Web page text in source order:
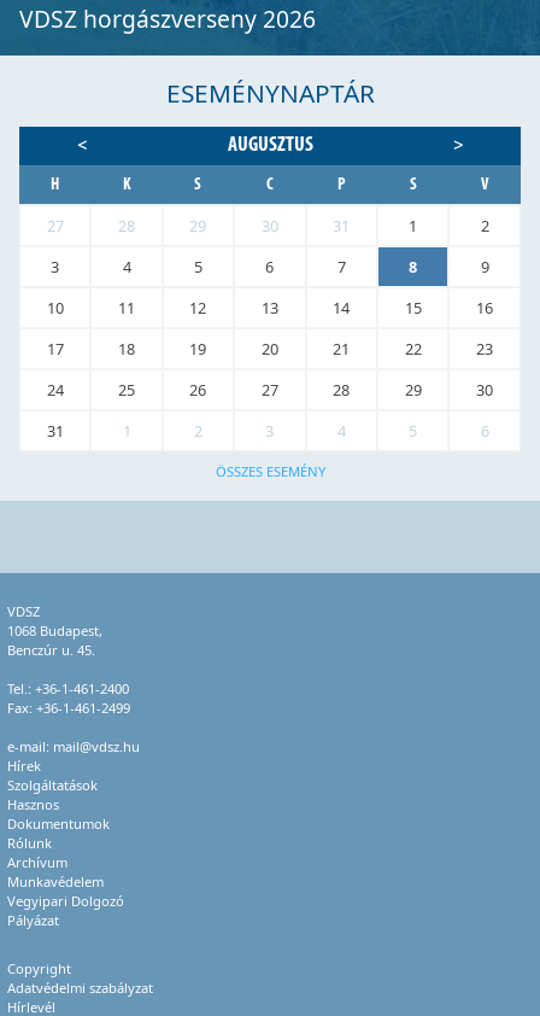
VDSZ horgászverseny 2026
ESEMÉNYNAPTÁR
< AUGUSZTUS >
H K S C P S V
27 28 29 30 31 1
2
3
4 5 6 7 8
9
10
11 12 13 14 15
16
17
18 19 20 21 22
23
24
25 26 27 28 29
30
31
1 2 3 4 5 6
ÖSSZES ESEMÉNY
VDSZ
1068 Budapest,
Benczúr u. 45.
Tel.: +36-1-461-2400
Fax: +36-1-461-2499
e-mail: mail@vdsz.hu
Hírek
Szolgáltatások
Hasznos
Dokumentumok
Rólunk
Archívum
Munkavédelem
Vegyipari Dolgozó
Pályázat
Copyright
Adatvédelmi szabályzat
Hírlevél